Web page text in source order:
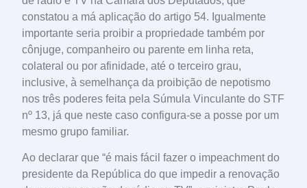
constatou a má aplicação do artigo 54. Igualmente
importante seria proibir a propriedade também por
cônjuge, companheiro ou parente em linha reta,
colateral ou por afinidade, até o terceiro grau,
inclusive, à semelhança da proibição de nepotismo
nos três poderes feita pela Súmula Vinculante do STF
nº 13, já que neste caso configura-se a posse por um
mesmo grupo familiar.
Ao declarar que “é mais fácil fazer o impeachment do
presidente da República do que impedir a renovação